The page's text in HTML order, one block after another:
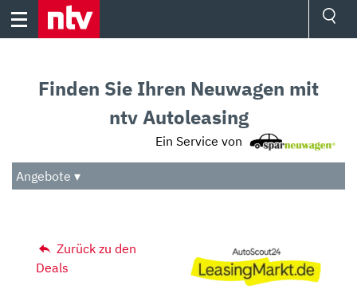
Skip
Audio
Das Beste
Finden Sie Ihren Neuwagen mit
ntv Autoleasing
Ein Service von
Angebote ▾
Zurück zu den
Deals